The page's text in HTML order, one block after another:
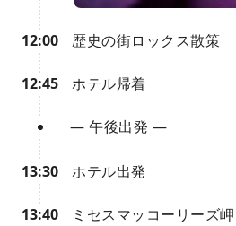
12:00 歴史の街ロックス散策
12:45 ホテル帰着
— 午後出発 —
13:30 ホテル出発
13:40 ミセスマッコーリーズ